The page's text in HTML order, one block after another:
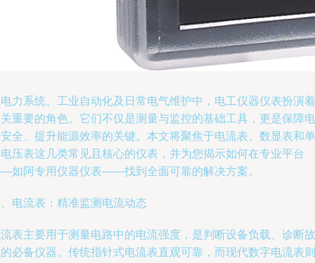
力系统、工业自动化及日常电气维护中，电工仪器仪表扮演着
重要的角色。它们不仅是测量与监控的基础工具，更是保障电
全、提升能源效率的关键。本文将聚焦于电流表、数显表和单
压表这几类常见且核心的仪表，并为您揭示如何在专业平台
如阿专用仪器仪表——找到全面可靠的解决方案。
电流表：精准监测电流动态
表主要用于测量电路中的电流强度，是判断设备负载、诊断故
必备仪器。传统指针式电流表直观可靠，而现代数字电流表则